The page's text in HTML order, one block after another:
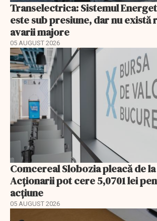
Transelectrica: Sistemul
este sub presiune, dar nu există
avarii majore
05 AUGUST 2026
Comcereal Slobozia pleacă de
Acționarii pot cere 5,0701 lei
acțiune
05 AUGUST 2026